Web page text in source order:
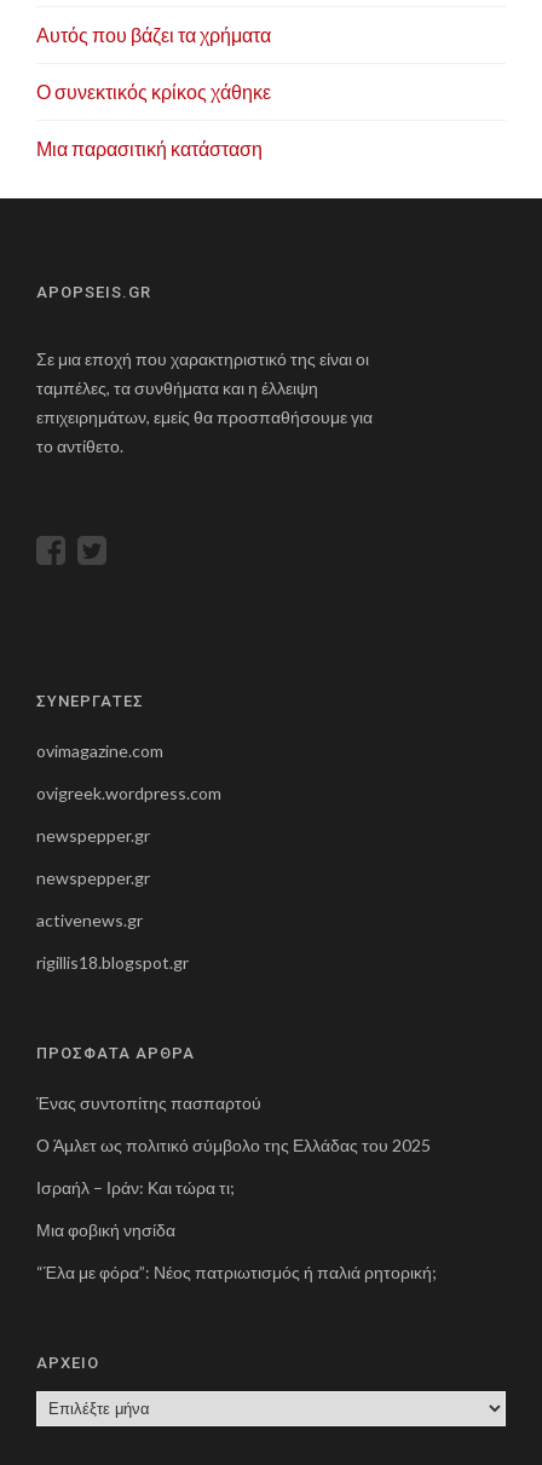
Αυτός που βάζει τα χρήματα
Ο συνεκτικός κρίκος χάθηκε
Μια παρασιτική κατάσταση
APOPSEIS.GR
Σε μια εποχή που χαρακτηριστικό της είναι οι
ταμπέλες, τα συνθήματα και η έλλειψη
επιχειρημάτων, εμείς θα προσπαθήσουμε για
το αντίθετο.
ΣΥΝΕΡΓΑΤΕΣ
ovimagazine.com
ovigreek.wordpress.com
newspepper.gr
newspepper.gr
activenews.gr
rigillis18.blogspot.gr
ΠΡΟΣΦΑΤΑ ΑΡΘΡΑ
Ένας συντοπίτης πασπαρτού
Ο Άμλετ ως πολιτικό σύμβολο της Ελλάδας του 2025
Ισραήλ – Ιράν: Και τώρα τι;
Μια φοβική νησίδα
“Έλα με φόρα”: Νέος πατριωτισμός ή παλιά ρητορική;
ΑΡΧΕΙΟ